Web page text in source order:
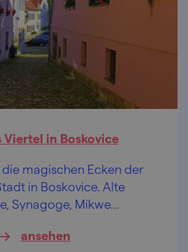
Viertel in Boskovice
magischen Ecken der
in Boskovice. Alte
Synagoge, Mikwe...
ansehen